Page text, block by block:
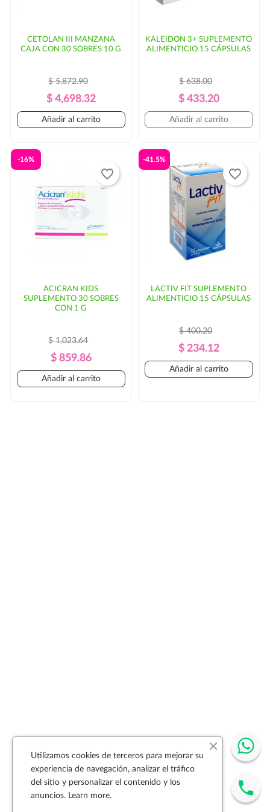
CETOLAN III MANZANA
CAJA CON 30 SOBRES 10 G
Precio
Regular
$ 5,872.90
Precio
$ 4,698.32
Añadir al carrito
KALEIDON 3+ SUPLEMENTO
ALIMENTICIO 15 CÁPSULAS
Precio
Regular
$ 638.00
Precio
$ 433.20
Añadir al carrito
ACICRAN KIDS
SUPLEMENTO 30 SOBRES
CON 1 G
Precio
Regular
$ 1,023.64
Precio
$ 859.86
-16%
Añadir al carrito
favorite_border
LACTIV FIT SUPLEMENTO
ALIMENTICIO 15 CÁPSULAS
Precio
Regular
$ 400.20
Precio
$ 234.12
-41.5%
Añadir al carrito
favorite_border
Utilizamos cookies de terceros para mejorar su
experiencia de navegación, analizar el tráfico
del sitio y personalizar el contenido y los
anuncios. Learn more.